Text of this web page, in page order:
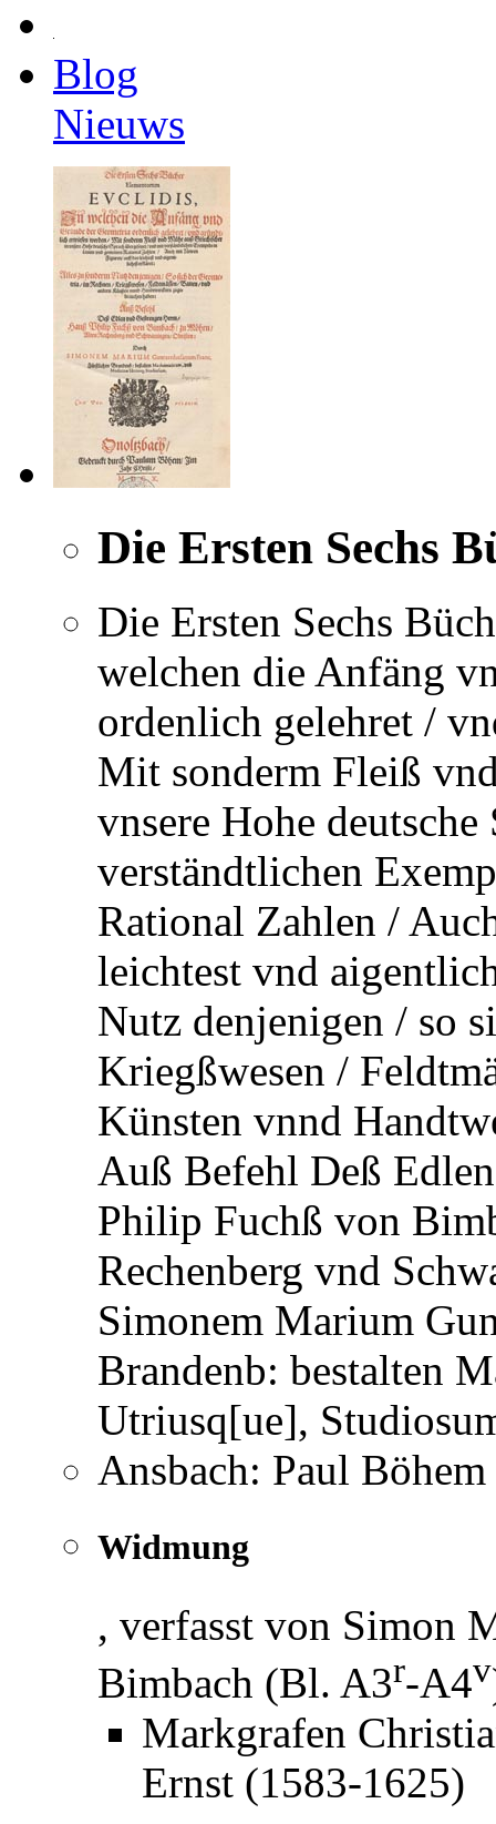
Blog
Nieuws
Die Ersten Sechs
Die Ersten Sechs
welchen die Anfäng
ordenlich gelehret /
Mit sonderm Fleiß
vnsere Hohe
verständtlichen
Rational Zahlen /
leichtest vnd
Nutz denjenigen / so
Kriegßwesen /
Künsten vnnd
Auß Befehl Deß
Philip Fuchß von
Rechenberg vnd
Simonem Marium
Brandenb: bestalten
Utriusq[ue],
Ansbach: Paul
Widmung
, verfasst von Simon
Bimbach (Bl. A3r-A4v
Markgrafen
Ernst (1583-1625)